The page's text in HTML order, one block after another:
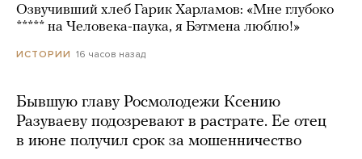
Озвучивший хлеб Гарик Харламов: «Мне глубоко
***** на Человека-паука, я Бэтмена люблю!»
ИСТОРИИ 16 часов назад
Бывшую главу Росмолодежи Ксению
Разуваеву подозревают в растрате. Ее отец
в июне получил срок за мошенничество